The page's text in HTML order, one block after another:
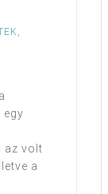
egy
az volt
a